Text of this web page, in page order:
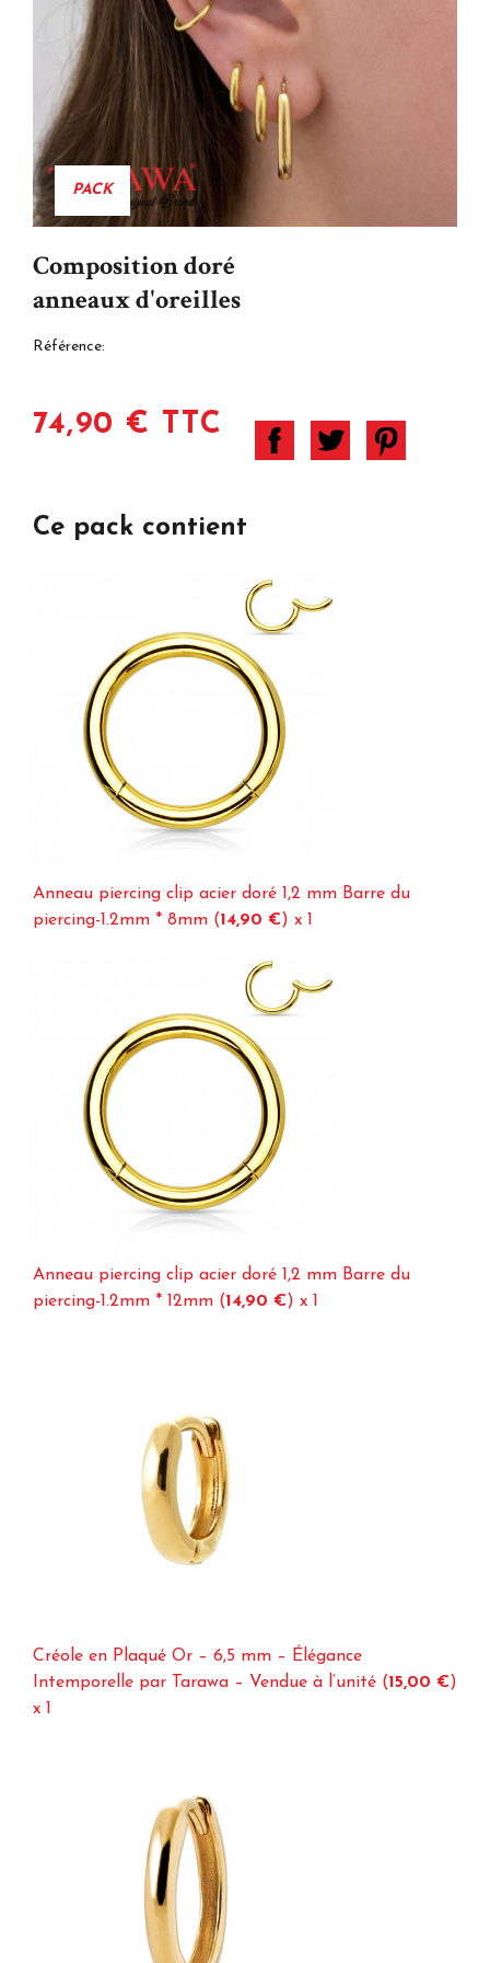
PACK
Composition doré
anneaux d'oreilles
Référence:
74,90 € TTC
Ce pack contient
Anneau piercing clip acier doré 1,2 mm Barre du
piercing-1.2mm * 8mm (14,90 €) x 1
Anneau piercing clip acier doré 1,2 mm Barre du
piercing-1.2mm * 12mm (14,90 €) x 1
Créole en Plaqué Or – 6,5 mm – Élégance
Intemporelle par Tarawa – Vendue à l’unité (15,00 €)
x 1